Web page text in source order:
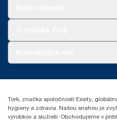
Essity Slovakia s.r.o.
049 12 Gemerská Hôrka
Tork, značka spoločnosti Essity,
hygieny a zdravia. Našou snahou je
výrobkov a služieb. Obchodujeme v